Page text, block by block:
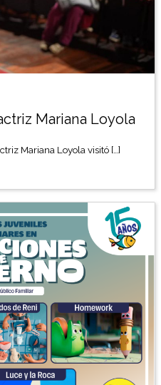
Mariana Loyola
Mariana Loyola visitó […]